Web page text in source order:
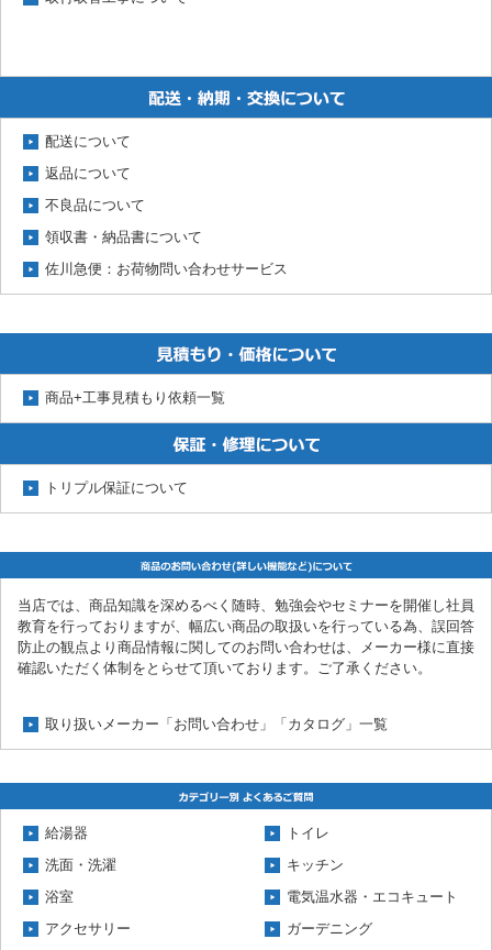
配送について
返品について
不良品について
領収書・納品書について
佐川急便：お荷物問い合わせサービス
商品+工事見積もり依頼一覧
トリプル保証について
当店では、商品知識を深めるべく随時、勉強会やセミナーを開催し社員
教育を行っておりますが、幅広い商品の取扱いを行っている為、誤回答
防止の観点より商品情報に関してのお問い合わせは、メーカー様に直接
確認いただく体制をとらせて頂いております。ご了承ください。
取り扱いメーカー「お問い合わせ」「カタログ」一覧
給湯器
トイレ
洗面・洗濯
キッチン
浴室
電気温水器・エコキュート
アクセサリー
ガーデニング